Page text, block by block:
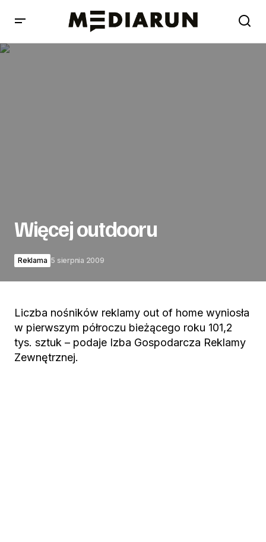
Więcej outdooru
Reklama 5 sierpnia 2009
Liczba nośników reklamy out of home wyniosła
w pierwszym półroczu bieżącego roku 101,2
tys. sztuk – podaje Izba Gospodarcza Reklamy
Zewnętrznej.